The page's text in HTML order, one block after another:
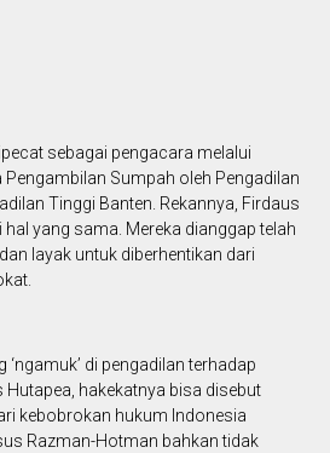
sebagai pengacara melalui
Pengambilan Sumpah oleh Pengadilan
Tinggi Banten. Rekannya, Firdaus
yang sama. Mereka dianggap telah
layak untuk diberhentikan dari
di pengadilan terhadap
Hutapea, hakekatnya bisa disebut
kebobrokan hukum Indonesia
Razman-Hotman bahkan tidak